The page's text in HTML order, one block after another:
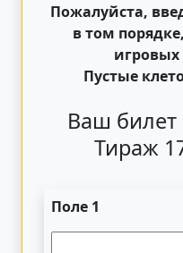
Пожалуйста,
в том
игровых
Пустые
Ваш билет
Тираж
Поле 1